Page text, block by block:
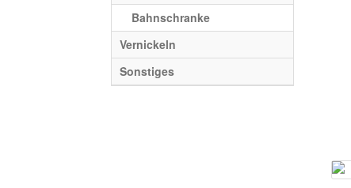
Bahnschranke
Vernickeln
Sonstiges